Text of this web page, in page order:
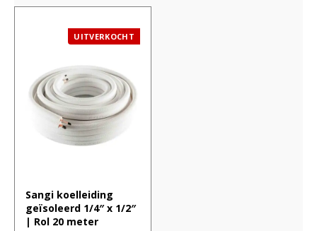
UITVERKOCHT
Sangi koelleiding
geïsoleerd 1/4″ x 1/2″
| Rol 20 meter